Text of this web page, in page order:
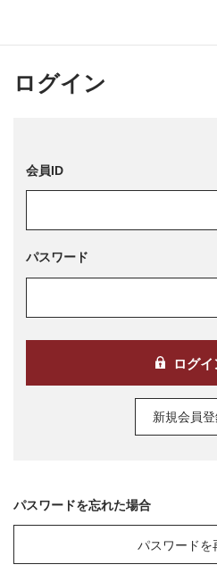
ログイン
会員ID
パスワード
ログイ
新規会員
パスワードを忘れた場合
パスワードを